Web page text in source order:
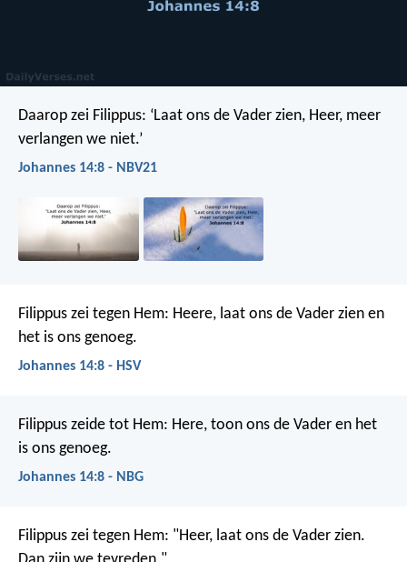
Daarop zei Filippus: ‘Laat ons de Vader zien, Heer, meer
verlangen we niet.’
Johannes 14:8 - NBV21
Filippus zei tegen Hem: Heere, laat ons de Vader zien en
het is ons genoeg.
Johannes 14:8 - HSV
Filippus zeide tot Hem: Here, toon ons de Vader en het
is ons genoeg.
Johannes 14:8 - NBG
Filippus zei tegen Hem: "Heer, laat ons de Vader zien.